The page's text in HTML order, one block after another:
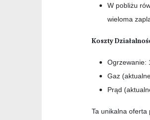
W pobliżu
wieloma
Koszty
Ogrzewanie:
Gaz
Prąd
Ta unikalna oferta